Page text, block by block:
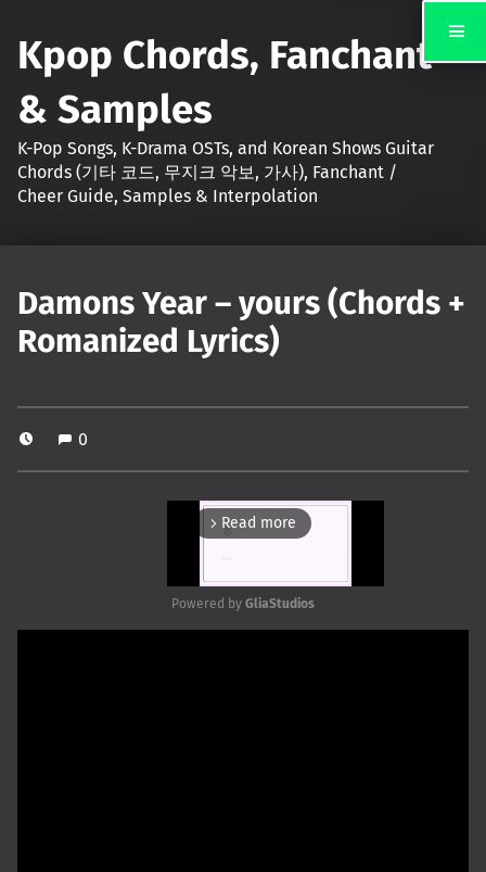
Kpop Chords, Fanchant
& Samples
K-Pop Songs, K-Drama OSTs, and Korean Shows Guitar
Chords (기타 코드, 무지크 악보, 가사), Fanchant /
Cheer Guide, Samples & Interpolation
Damons Year – yours (Chords +
Romanized Lyrics)
0
arrow_forward_ios Read more
Powered by GliaStudios